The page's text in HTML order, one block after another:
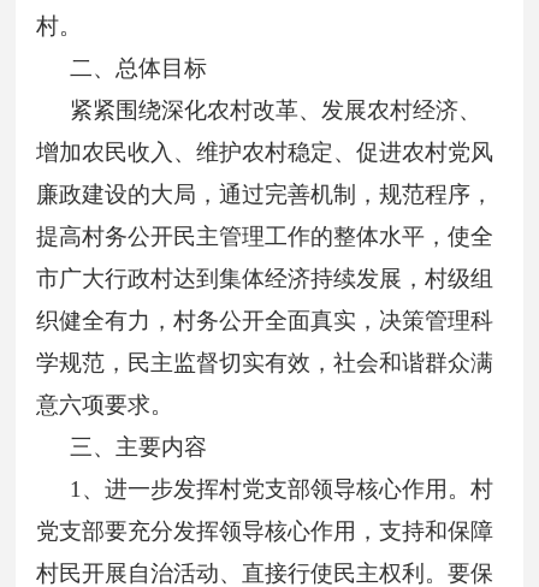
村。
二、总体目标
紧紧围绕深化农村改革、发展农村经济、
增加农民收入、维护农村稳定、促进农村党风
廉政建设的大局，通过完善机制，规范程序，
提高村务公开民主管理工作的整体水平，使全
市广大行政村达到集体经济持续发展，村级组
织健全有力，村务公开全面真实，决策管理科
学规范，民主监督切实有效，社会和谐群众满
意六项要求。
三、主要内容
1 、进一步发挥村党支部领导核心作用。村
党支部要充分发挥领导核心作用，支持和保障
村民开展自治活动、直接行使民主权利。要保